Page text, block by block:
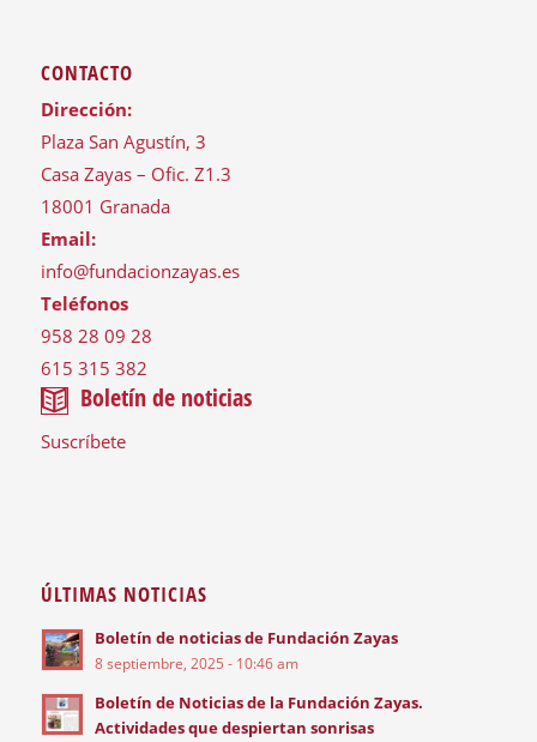
CONTACTO
Dirección:
Plaza San Agustín, 3
Casa Zayas – Ofic. Z1.3
18001 Granada
Email:
info@fundacionzayas.es
Teléfonos
958 28 09 28
615 315 382
Boletín de noticias
Suscríbete
ÚLTIMAS NOTICIAS
Boletín de noticias de Fundación Zayas
8 septiembre, 2025 - 10:46 am
Boletín de Noticias de la Fundación Zayas.
Actividades que despiertan sonrisas